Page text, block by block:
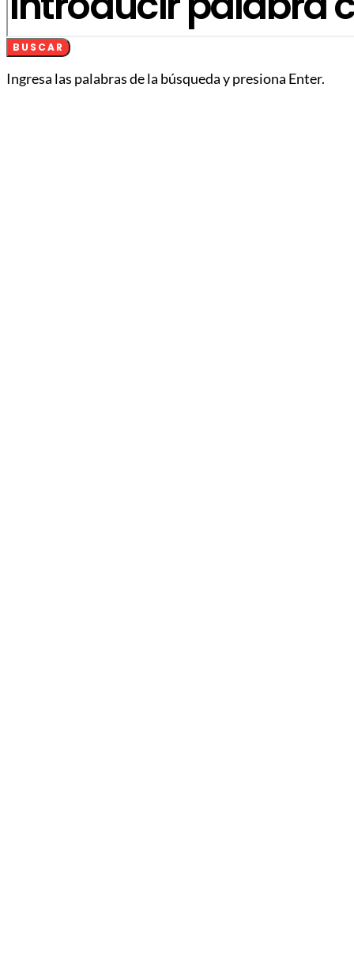
BUSCAR
Ingresa las palabras de la búsqueda y presiona Enter.